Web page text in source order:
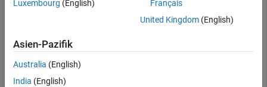
      5 + 11i + 10j +  8k
      9 +  7i +  6j + 12k
Compute the exponential of A.
Luxembourg (English)
Français
United Kingdom(English)
Asien-Pazifik
Australia (English)
India (English)